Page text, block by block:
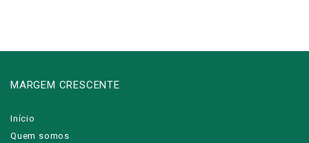
MARGEM CRESCENTE
Início
Quem somos